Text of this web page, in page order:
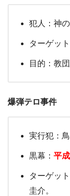
犯人：神
ターゲッ
目的：教
爆弾テロ事件
実行犯：
黒幕： 平
ターゲッ
圭介。